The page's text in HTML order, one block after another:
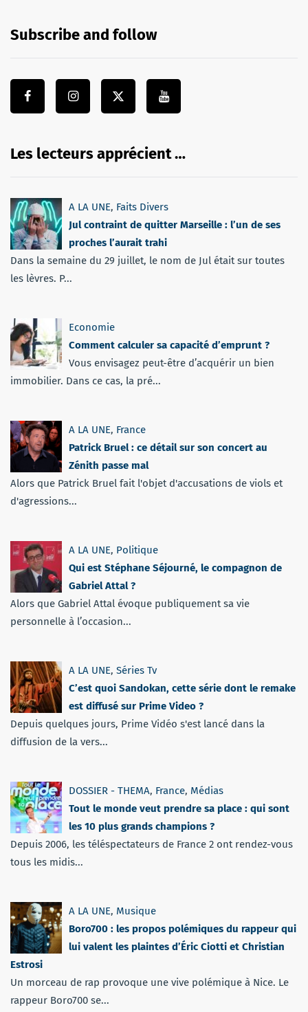
Subscribe and follow
Les lecteurs apprécient …
A LA UNE, Faits Divers
Jul contraint de quitter Marseille : l’un de ses
proches l’aurait trahi
Dans la semaine du 29 juillet, le nom de Jul était sur toutes
les lèvres. P...
Economie
Comment calculer sa capacité d’emprunt ?
Vous envisagez peut-être d’acquérir un bien
immobilier. Dans ce cas, la pré...
A LA UNE, France
Patrick Bruel : ce détail sur son concert au
Zénith passe mal
Alors que Patrick Bruel fait l'objet d'accusations de viols et
d'agressions...
A LA UNE, Politique
Qui est Stéphane Séjourné, le compagnon de
Gabriel Attal ?
Alors que Gabriel Attal évoque publiquement sa vie
personnelle à l’occasion...
A LA UNE, Séries Tv
C’est quoi Sandokan, cette série dont le remake
est diffusé sur Prime Video ?
Depuis quelques jours, Prime Vidéo s'est lancé dans la
diffusion de la vers...
DOSSIER - THEMA, France, Médias
Tout le monde veut prendre sa place : qui sont
les 10 plus grands champions ?
Depuis 2006, les téléspectateurs de France 2 ont rendez-vous
tous les midis...
A LA UNE, Musique
Boro700 : les propos polémiques du rappeur qui
lui valent les plaintes d’Éric Ciotti et Christian
Estrosi
Un morceau de rap provoque une vive polémique à Nice. Le
rappeur Boro700 se...